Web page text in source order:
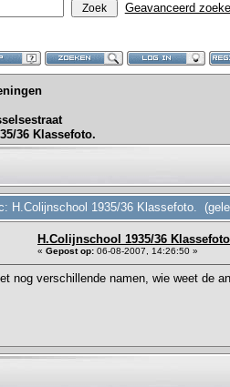
Geavanceerd
36 Klassefoto.
H.Colijnschool 1935/36 Klassefoto.
H.Colijnschool 1935/36
« Gepost op: 06-08-2007, 14:26:50 »
nog verschillende namen, wie weet de